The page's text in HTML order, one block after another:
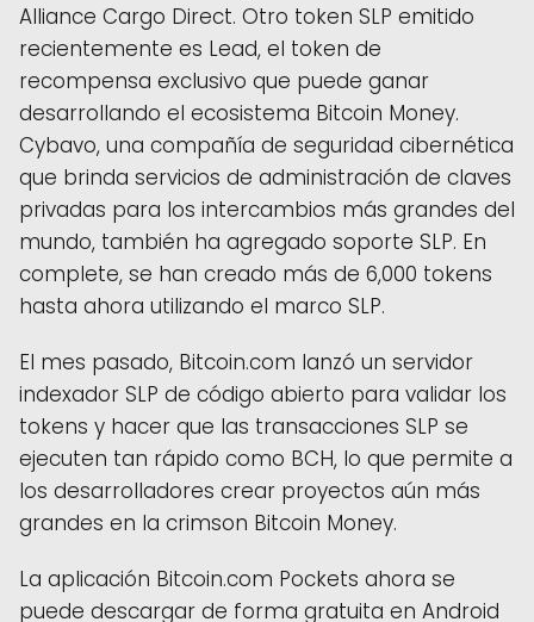
Alliance Cargo Direct. Otro token SLP emitido
recientemente es Lead, el token de
recompensa exclusivo que puede ganar
desarrollando el ecosistema Bitcoin Money.
Cybavo, una compañía de seguridad cibernética
que brinda servicios de administración de claves
privadas para los intercambios más grandes del
mundo, también ha agregado soporte SLP. En
complete, se han creado más de 6,000 tokens
hasta ahora utilizando el marco SLP.
El mes pasado, Bitcoin.com lanzó un servidor
indexador SLP de código abierto para validar los
tokens y hacer que las transacciones SLP se
ejecuten tan rápido como BCH, lo que permite a
los desarrolladores crear proyectos aún más
grandes en la crimson Bitcoin Money.
La ​​aplicación Bitcoin.com Pockets ahora se
puede descargar de forma gratuita en Android